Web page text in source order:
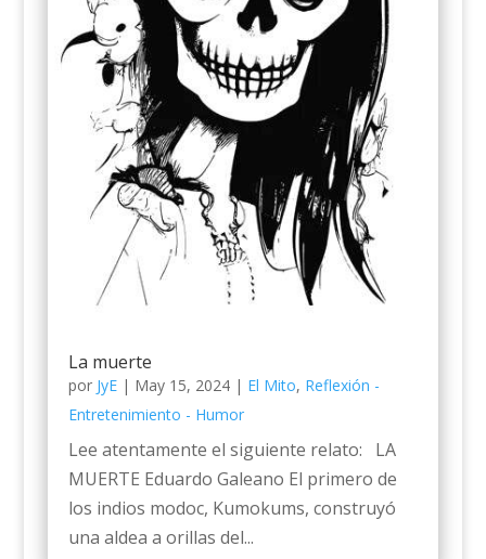
La muerte
por JyE| May 15, 2024| El Mito, Reflexión -
Entretenimiento - Humor
Lee atentamente el siguiente relato: LA
MUERTE Eduardo Galeano El primero de
los indios modoc, Kumokums, construyó
una aldea a orillas del...